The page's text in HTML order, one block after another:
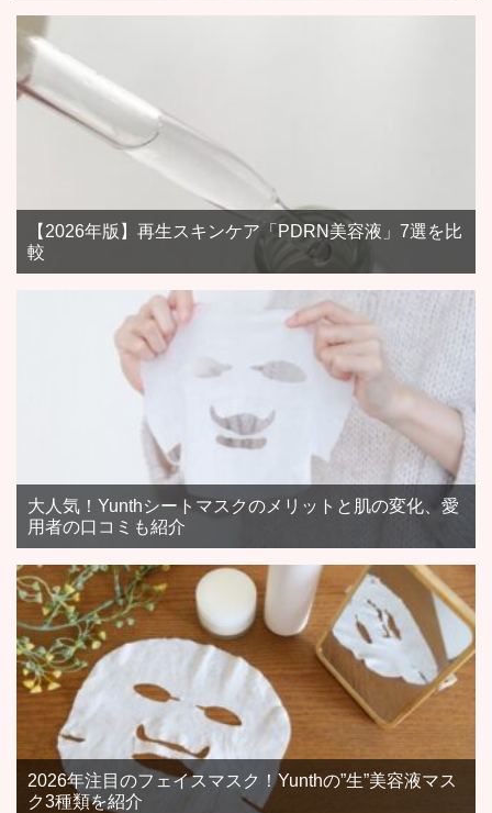
【2026年版】再生スキンケア「PDRN美容液」7選を比
較
大人気！Yunthシートマスクのメリットと肌の変化、愛
用者の口コミも紹介
2026年注目のフェイスマスク！Yunthの”生”美容液マス
ク3種類を紹介